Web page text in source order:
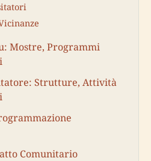
Mostre, Programmi
Strutture, Attività
Comunitario